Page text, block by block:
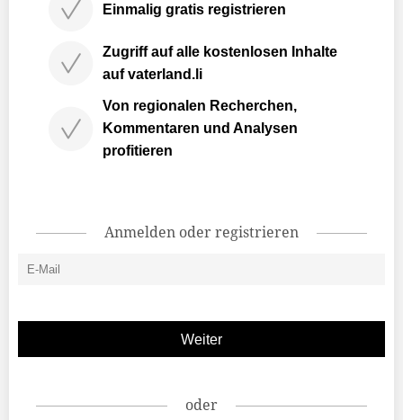
Einmalig gratis registrieren
Zugriff auf alle kostenlosen Inhalte
auf vaterland.li
Von regionalen Recherchen,
Kommentaren und Analysen
profitieren
Anmelden oder registrieren
oder